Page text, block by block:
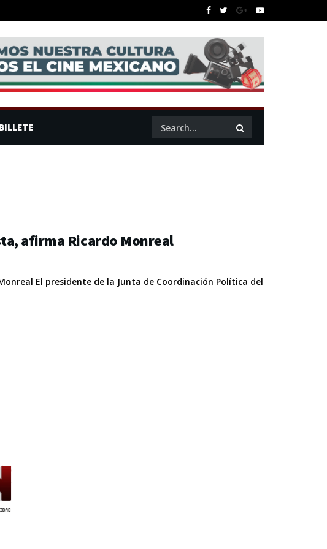
afirma Ricardo Monreal
El presidente de la Junta de Coordinación Política del